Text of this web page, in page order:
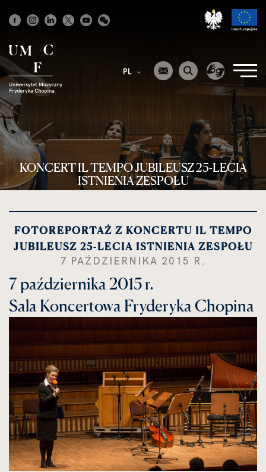
Strona
główna
PL
KONCERT IL TEMPO JUBILEUSZ 25-LECIA
ISTNIENIA ZESPOŁU
FOTOREPORTAŻ Z KONCERTU IL TEMPO
JUBILEUSZ 25-LECIA ISTNIENIA ZESPOŁU
7 PAŹDZIERNIKA 2015 R.
7 października 2015 r.
Sala Koncertowa Fryderyka Chopina